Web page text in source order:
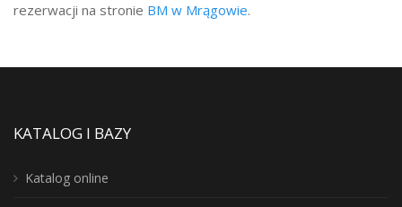
rezerwacji na stronie BM w Mrągowie.
KATALOG I BAZY
Katalog online